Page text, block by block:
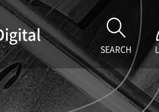
SEARCH